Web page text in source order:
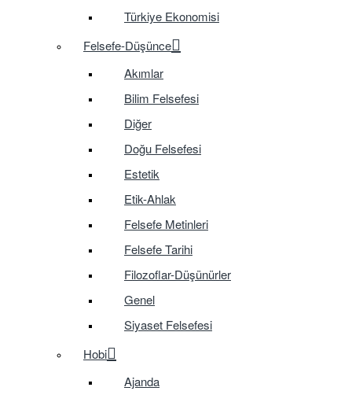
Türkiye Ekonomisi
Felsefe-Düşünce
Akımlar
Bilim Felsefesi
Diğer
Doğu Felsefesi
Estetik
Etik-Ahlak
Felsefe Metinleri
Felsefe Tarihi
Filozoflar-Düşünürler
Genel
Siyaset Felsefesi
Hobi
Ajanda